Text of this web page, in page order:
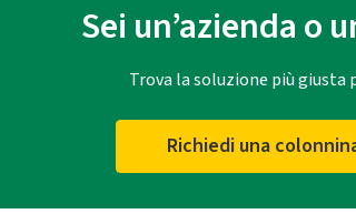
Sei un’azienda o
Trova la soluzione più giusta
Richiedi una